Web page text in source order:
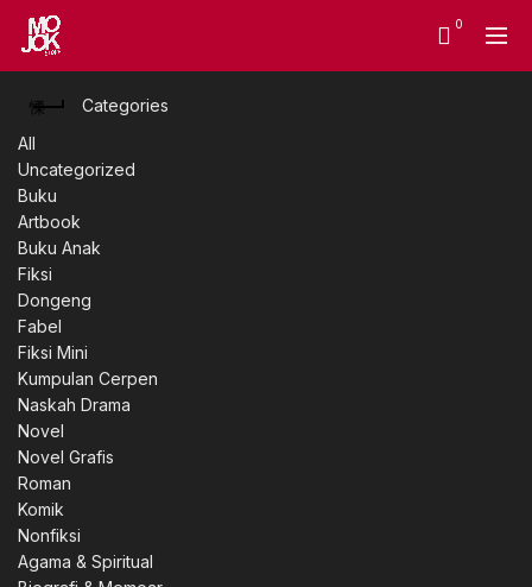
0
Categories
All
Uncategorized
Buku
Artbook
Buku Anak
Fiksi
Dongeng
Fabel
Fiksi Mini
Kumpulan Cerpen
Naskah Drama
Novel
Novel Grafis
Roman
Komik
Nonfiksi
Agama & Spiritual